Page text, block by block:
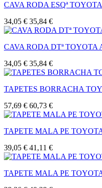
CAVA RODA ESQª
34,05 € 35,84 €
CAVA RODA DTª TOYOTA
34,05 € 35,84 €
TAPETES BORRACHA
57,69 € 60,73 €
TAPETE MALA PE
39,05 € 41,11 €
TAPETE MALA PE